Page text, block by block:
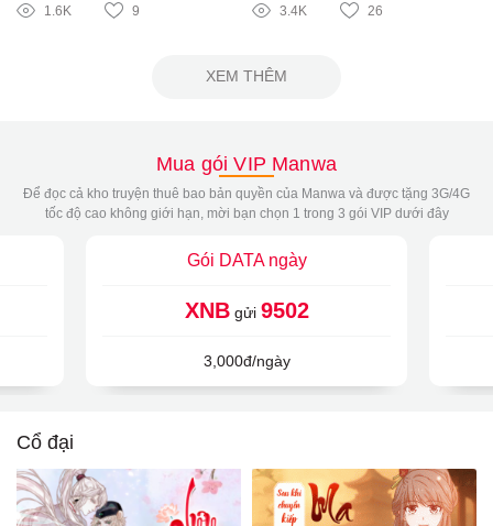
1.6K 9 3.4K 26
XEM THÊM
Mua gói VIP Manwa
Để đọc cả kho truyện thuê bao bản quyền của Manwa và được tặng 3G/4G
tốc độ cao không giới hạn, mời bạn chọn 1 trong 3 gói VIP dưới đây
Gói DATA ngày
XNBgửi 9502
3,000đ/ngày
Cổ đại